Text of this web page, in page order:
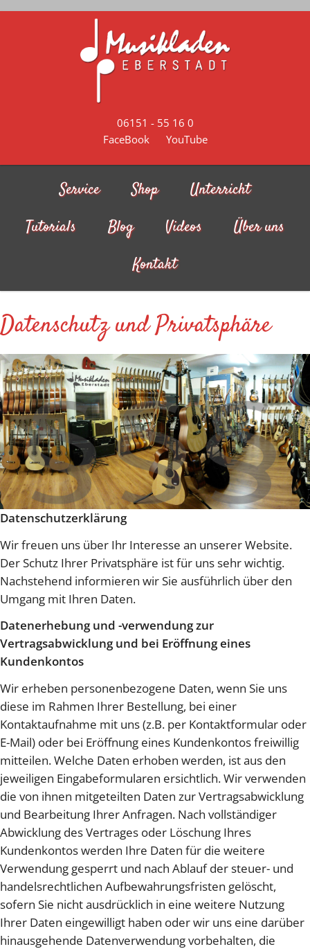
Skip to main content
06151 - 55 16 0
FaceBook
YouTube
Service Shop
Unterricht
Tutorials
Blog Videos
Über uns
Kontakt
Datenschutz und Privatsphäre
Datenschutzerklärung
Wir freuen uns über Ihr Interesse an unserer Website.
Der Schutz Ihrer Privatsphäre ist für uns sehr wichtig.
Nachstehend informieren wir Sie ausführlich über den
Umgang mit Ihren Daten.
Datenerhebung und -verwendung zur
Vertragsabwicklung und bei Eröffnung eines
Kundenkontos
Wir erheben personenbezogene Daten, wenn Sie uns
diese im Rahmen Ihrer Bestellung, bei einer
Kontaktaufnahme mit uns (z.B. per Kontaktformular oder
E-Mail) oder bei Eröffnung eines Kundenkontos freiwillig
mitteilen. Welche Daten erhoben werden, ist aus den
jeweiligen Eingabeformularen ersichtlich. Wir verwenden
die von ihnen mitgeteilten Daten zur Vertragsabwicklung
und Bearbeitung Ihrer Anfragen. Nach vollständiger
Abwicklung des Vertrages oder Löschung Ihres
Kundenkontos werden Ihre Daten für die weitere
Verwendung gesperrt und nach Ablauf der steuer- und
handelsrechtlichen Aufbewahrungsfristen gelöscht,
sofern Sie nicht ausdrücklich in eine weitere Nutzung
Ihrer Daten eingewilligt haben oder wir uns eine darüber
hinausgehende Datenverwendung vorbehalten, die